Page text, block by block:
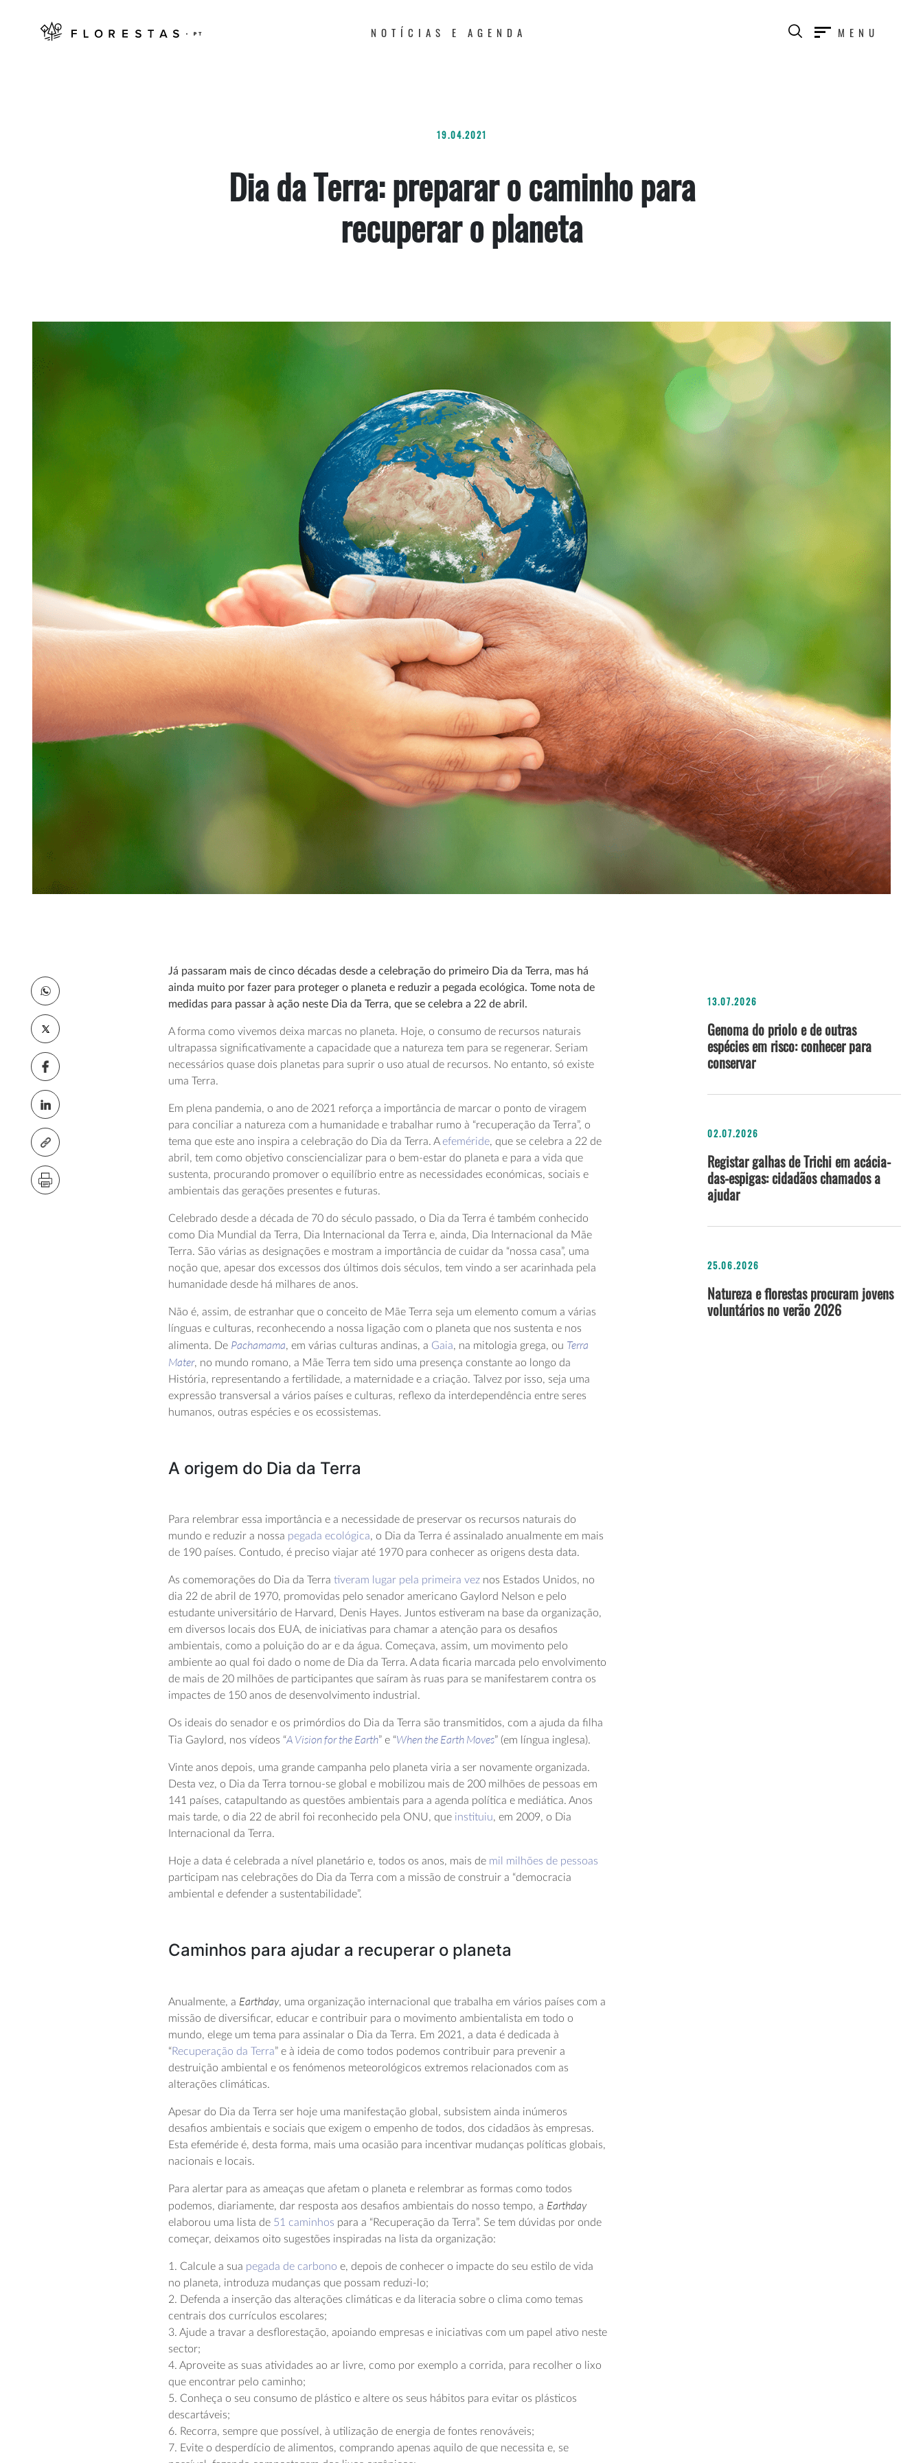
NOTÍCIAS E AGENDA MENU
19.04.2021
Dia da Terra: preparar o caminho para
recuperar o planeta
Já passaram mais de cinco décadas desde a celebração do primeiro Dia da Terra, mas há
ainda muito por fazer para proteger o planeta e reduzir a pegada ecológica. Tome nota de
medidas para passar à ação neste Dia da Terra, que se celebra a 22 de abril.
A forma como vivemos deixa marcas no planeta. Hoje, o consumo de recursos naturais
ultrapassa significativamente a capacidade que a natureza tem para se regenerar. Seriam
necessários quase dois planetas para suprir o uso atual de recursos. No entanto, só existe
uma Terra.
Em plena pandemia, o ano de 2021 reforça a importância de marcar o ponto de viragem
para conciliar a natureza com a humanidade e trabalhar rumo à “recuperação da Terra”, o
tema que este ano inspira a celebração do Dia da Terra. A efeméride, que se celebra a 22 de
abril, tem como objetivo consciencializar para o bem-estar do planeta e para a vida que
sustenta, procurando promover o equilíbrio entre as necessidades económicas, sociais e
ambientais das gerações presentes e futuras.
Celebrado desde a década de 70 do século passado, o Dia da Terra é também conhecido
como Dia Mundial da Terra, Dia Internacional da Terra e, ainda, Dia Internacional da Mãe
Terra. São várias as designações e mostram a importância de cuidar da “nossa casa”, uma
noção que, apesar dos excessos dos últimos dois séculos, tem vindo a ser acarinhada pela
humanidade desde há milhares de anos.
Não é, assim, de estranhar que o conceito de Mãe Terra seja um elemento comum a várias
línguas e culturas, reconhecendo a nossa ligação com o planeta que nos sustenta e nos
alimenta. De Pachamama, em várias culturas andinas, a Gaia, na mitologia grega, ou Terra
Mater, no mundo romano, a Mãe Terra tem sido uma presença constante ao longo da
História, representando a fertilidade, a maternidade e a criação. Talvez por isso, seja uma
expressão transversal a vários países e culturas, reflexo da interdependência entre seres
humanos, outras espécies e os ecossistemas.
A origem do Dia da Terra
Para relembrar essa importância e a necessidade de preservar os recursos naturais do
mundo e reduzir a nossa pegada ecológica, o Dia da Terra é assinalado anualmente em mais
de 190 países. Contudo, é preciso viajar até 1970 para conhecer as origens desta data.
As comemorações do Dia da Terrativeram lugar pela primeira vez nos Estados Unidos, no
dia 22 de abril de 1970, promovidas pelo senador americano Gaylord Nelson e pelo
estudante universitário de Harvard, Denis Hayes. Juntos estiveram na base da organização,
em diversos locais dos EUA, de iniciativas para chamar a atenção para os desafios
ambientais, como a poluição do ar e da água. Começava, assim, um movimento pelo
ambiente ao qual foi dado o nome de Dia da Terra. A data ficaria marcada pelo envolvimento
de mais de 20 milhões de participantes que saíram às ruas para se manifestarem contra os
impactes de 150 anos de desenvolvimento industrial.
Os ideais do senador e os primórdios do Dia da Terra são transmitidos, com a ajuda da filha
Tia Gaylord, nos vídeos “A Vision for the Earth” e “When the Earth Moves” (em língua inglesa).
Vinte anos depois, uma grande campanha pelo planeta viria a ser novamente organizada.
Desta vez, o Dia da Terra tornou-se global e mobilizou mais de 200 milhões de pessoas em
141 países, catapultando as questões ambientais para a agenda política e mediática. Anos
mais tarde, o dia 22 de abril foi reconhecido pela ONU, que instituiu, em 2009, o Dia
Internacional da Terra.
Hoje a data é celebrada a nível planetário e, todos os anos, mais de mil milhões de pessoas
participam nas celebrações do Dia da Terra com a missão de construir a “democracia
ambiental e defender a sustentabilidade”.
Caminhos para ajudar a recuperar o planeta
Anualmente, a Earthday, uma organização internacional que trabalha em vários países com a
missão de diversificar, educar e contribuir para o movimento ambientalista em todo o
mundo, elege um tema para assinalar o Dia da Terra. Em 2021, a data é dedicada à
“Recuperação da Terra” e à ideia de como todos podemos contribuir para prevenir a
destruição ambiental e os fenómenos meteorológicos extremos relacionados com as
alterações climáticas.
Apesar do Dia da Terra ser hoje uma manifestação global, subsistem ainda inúmeros
desafios ambientais e sociais que exigem o empenho de todos, dos cidadãos às empresas.
Esta efeméride é, desta forma, mais uma ocasião para incentivar mudanças políticas globais,
nacionais e locais.
Para alertar para as ameaças que afetam o planeta e relembrar as formas como todos
podemos, diariamente, dar resposta aos desafios ambientais do nosso tempo, a Earthday
elaborou uma lista de 51 caminhos para a “Recuperação da Terra”. Se tem dúvidas por onde
começar, deixamos oito sugestões inspiradas na lista da organização:
1. Calcule a sua pegada de carbono e, depois de conhecer o impacte do seu estilo de vida
no planeta, introduza mudanças que possam reduzi-lo;
2. Defenda a inserção das alterações climáticas e da literacia sobre o clima como temas
centrais dos currículos escolares;
3. Ajude a travar a desflorestação, apoiando empresas e iniciativas com um papel ativo neste
sector;
4. Aproveite as suas atividades ao ar livre, como por exemplo a corrida, para recolher o lixo
que encontrar pelo caminho;
5. Conheça o seu consumo de plástico e altere os seus hábitos para evitar os plásticos
descartáveis;
6. Recorra, sempre que possível, à utilização de energia de fontes renováveis;
7. Evite o desperdício de alimentos, comprando apenas aquilo de que necessita e, se
13.07.2026
Genoma do priolo e de outras
espécies em risco: conhecer para
conservar
02.07.2026
Registar galhas de Trichi em acácia-
das-espigas: cidadãos chamados a
ajudar
25.06.2026
Natureza e florestas procuram jovens
voluntários no verão 2026